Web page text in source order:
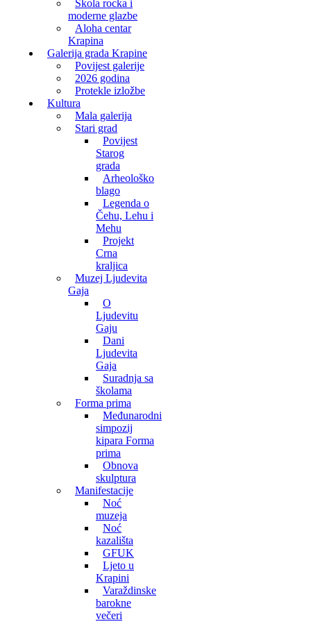
Škola rocka i
moderne glazbe
Aloha centar
Krapina
Galerija grada Krapine
Povijest galerije
2026 godina
Protekle izložbe
Kultura
Mala galerija
Stari grad
Povijest
Starog
grada
Arheološko
blago
Legenda o
Čehu, Lehu i
Mehu
Projekt
Crna
kraljica
Muzej Ljudevita
Gaja
O
Ljudevitu
Gaju
Dani
Ljudevita
Gaja
Suradnja sa
školama
Forma prima
Međunarodni
simpozij
kipara Forma
prima
Obnova
skulptura
Manifestacije
Noć
muzeja
Noć
kazališta
GFUK
Ljeto u
Krapini
Varaždinske
barokne
večeri